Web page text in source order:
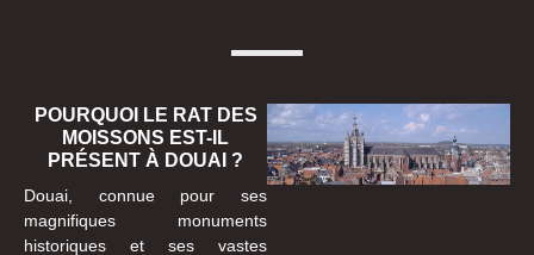
POURQUOI LE RAT DES
MOISSONS EST-IL
PRÉSENT À DOUAI ?
Douai, connue pour ses
magnifiques monuments
historiques et ses vastes